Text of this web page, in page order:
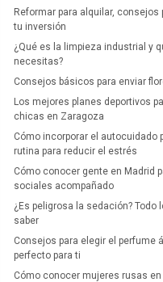
Reformar para alquilar, consejos
tu inversión
¿Qué es la limpieza industrial y
necesitas?
Consejos básicos para enviar
Los mejores planes deportivos
chicas en Zaragoza
Cómo incorporar el autocuidado
rutina para reducir el estrés
Cómo conocer gente en Madrid
sociales acompañado
¿Es peligrosa la sedación? Todo
saber
Consejos para elegir el perfume
perfecto para ti
Cómo conocer mujeres rusas